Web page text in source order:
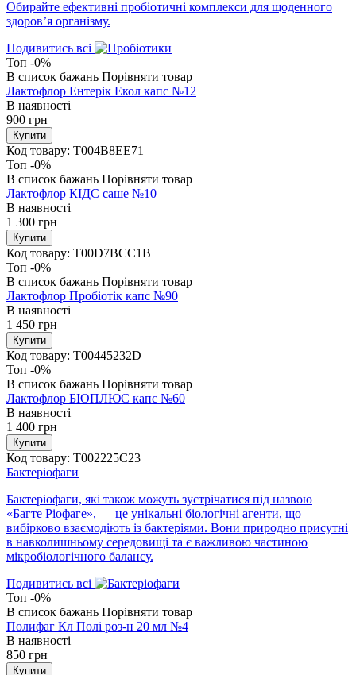
Обирайте ефективні пробіотичні комплекси для щоденного
здоров’я організму.
Подивитись всі
Топ -0%
В список бажань Порівняти товар
Лактофлор Ентерік Екол капс №12
В наявності
900 грн
Купити
Код товару: T004B8EE71
Топ -0%
В список бажань Порівняти товар
Лактофлор КІДС саше №10
В наявності
1 300 грн
Купити
Код товару: T00D7BCC1B
Топ -0%
В список бажань Порівняти товар
Лактофлор Пробіотік капс №90
В наявності
1 450 грн
Купити
Код товару: T00445232D
Топ -0%
В список бажань Порівняти товар
Лактофлор БІОПЛЮС капс №60
В наявності
1 400 грн
Купити
Код товару: T002225C23
Бактеріофаги
Бактеріофаги, які також можуть зустрічатися під назвою
«Багте Ріофаге», — це унікальні біологічні агенти, що
вибірково взаємодіють із бактеріями. Вони природно присутні
в навколишньому середовищі та є важливою частиною
мікробіологічного балансу.
Подивитись всі
Топ -0%
В список бажань Порівняти товар
Полифаг Кл Полі роз-н 20 мл №4
В наявності
850 грн
Купити